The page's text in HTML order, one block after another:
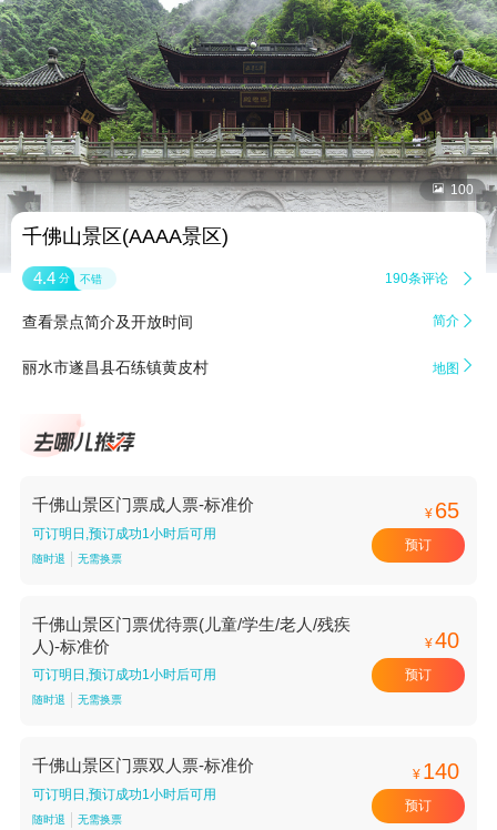
 100
千佛山景区(AAAA景区)
4.4 分 不错 190条评论 
查看景点简介及开放时间 简介 
丽水市遂昌县石练镇黄皮村 地图 
千佛山景区门票成人票-标准价
可订明日,预订成功1小时后可用
随时退 无需换票
¥ 65
预订
千佛山景区门票优待票(儿童/学生/老人/残疾
人)-标准价
可订明日,预订成功1小时后可用
随时退 无需换票
¥40
预订
千佛山景区门票双人票-标准价
可订明日,预订成功1小时后可用
随时退 无需换票
¥ 140
预订
